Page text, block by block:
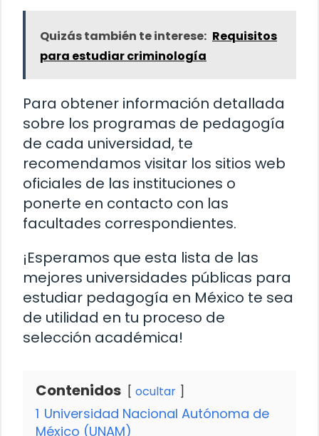
Quizás también te interese: Requisitos
para estudiar criminología
Para obtener información detallada
sobre los programas de pedagogía
de cada universidad, te
recomendamos visitar los sitios web
oficiales de las instituciones o
ponerte en contacto con las
facultades correspondientes.
¡Esperamos que esta lista de las
mejores universidades públicas para
estudiar pedagogía en México te sea
de utilidad en tu proceso de
selección académica!
Contenidos ocultar
1 Universidad Nacional Autónoma de
México (UNAM)